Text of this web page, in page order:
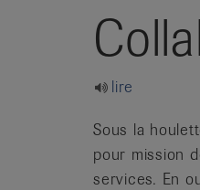
lire
Sous la
pour mission
services. En